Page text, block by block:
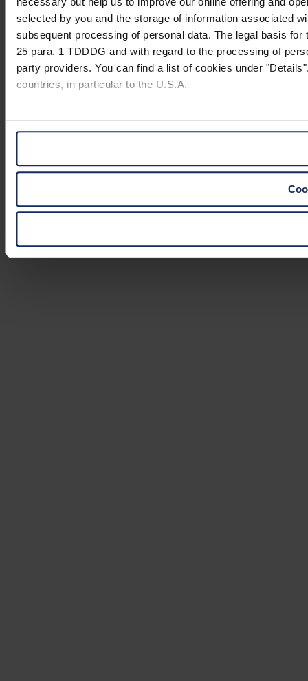
selected by you and the storage of information associated
subsequent processing of personal data. The legal basis
25 para. 1 TDDDG and with regard to the processing of
party providers. You can find a list of cookies under
countries, in particular to the U.S.A.
You can consent to the use of non-essential cookies by
website).